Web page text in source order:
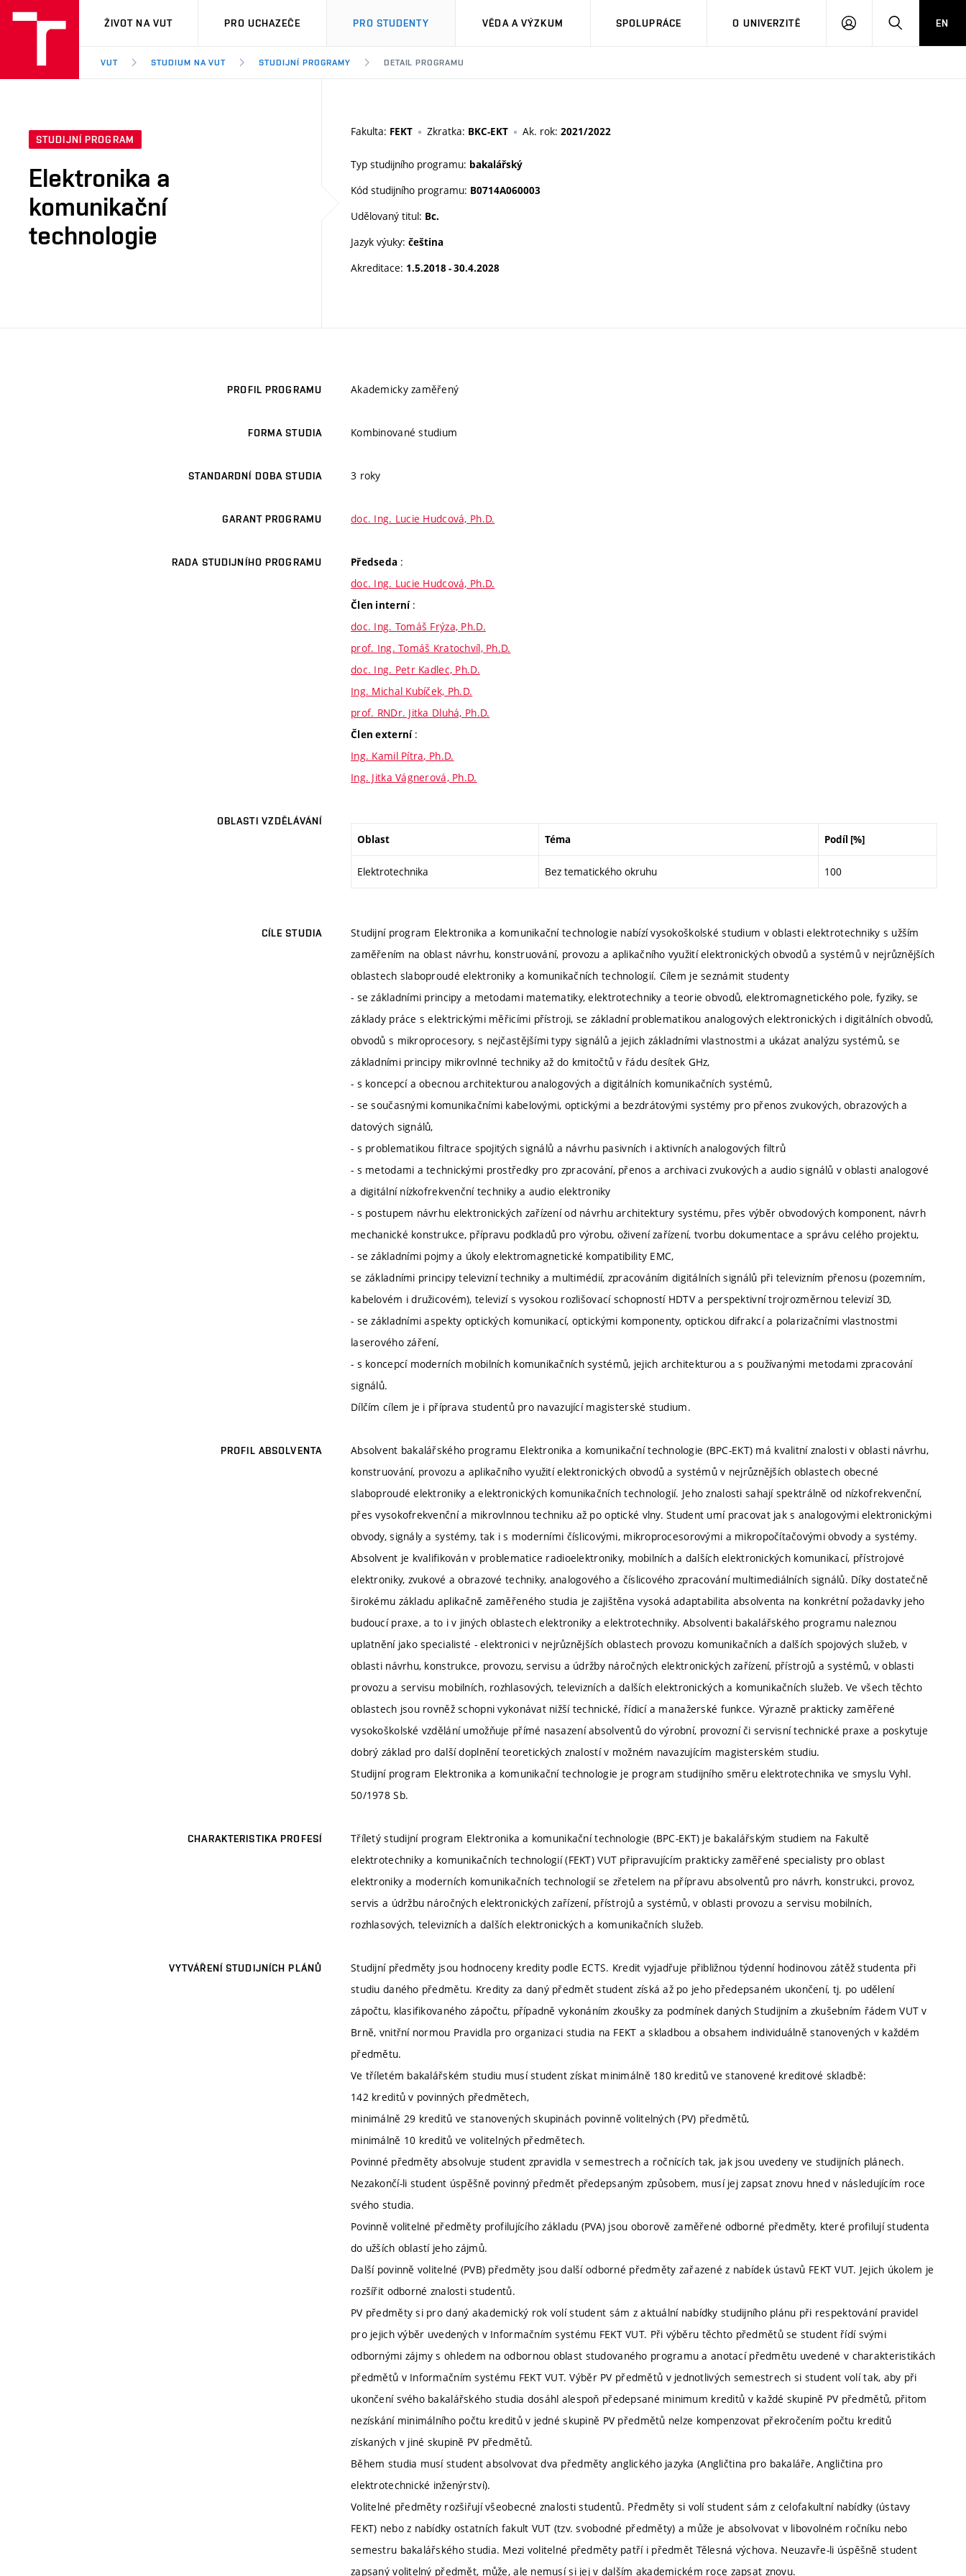
VUT
ŽIVOT NA VUT PRO UCHAZEČE PRO STUDENTY VĚDA A VÝZKUM SPOLUPRÁCE O UNIVERZITĚ
PŘIHLÁSIT HLEDATEN
VUT STUDIUM NA VUT STUDIJNÍ PROGRAMY DETAIL PROGRAMU
STUDIJNÍ PROGRAM
Elektronika a
komunikační
technologie
Fakulta: FEKT Zkratka: BKC-EKT Ak. rok: 2021/2022
Typ studijního programu: bakalářský
Kód studijního programu: B0714A060003
Udělovaný titul: Bc.
Jazyk výuky: čeština
Akreditace: 1.5.2018 - 30.4.2028
PROFIL PROGRAMU Akademicky zaměřený
FORMA STUDIA Kombinované studium
STANDARDNÍ DOBA STUDIA 3 roky
GARANT PROGRAMU doc. Ing. Lucie Hudcová, Ph.D.
RADA STUDIJNÍHO PROGRAMU Předseda :
doc. Ing. Lucie Hudcová, Ph.D.
Člen interní :
doc. Ing. Tomáš Frýza, Ph.D.
prof. Ing. Tomáš Kratochvíl, Ph.D.
doc. Ing. Petr Kadlec, Ph.D.
Ing. Michal Kubíček, Ph.D.
prof. RNDr. Jitka Dluhá, Ph.D.
Člen externí :
Ing. Kamil Pítra, Ph.D.
Ing. Jitka Vágnerová, Ph.D.
OBLASTI VZDĚLÁVÁNÍ
Oblast Téma Podíl [%]
Elektrotechnika Bez tematického okruhu 100
CÍLE STUDIA
Studijní program Elektronika a komunikační technologie nabízí vysokoškolské studium v oblasti elektrotechniky s užším
zaměřením na oblast návrhu, konstruování, provozu a aplikačního využití elektronických obvodů a systémů v nejrůznějších
oblastech slaboproudé elektroniky a komunikačních technologií. Cílem je seznámit studenty
- se základními principy a metodami matematiky, elektrotechniky a teorie obvodů, elektromagnetického pole, fyziky, se
základy práce s elektrickými měřicími přístroji, se základní problematikou analogových elektronických i digitálních obvodů,
obvodů s mikroprocesory, s nejčastějšími typy signálů a jejich základními vlastnostmi a ukázat analýzu systémů, se
základními principy mikrovlnné techniky až do kmitočtů v řádu desítek GHz,
- s koncepcí a obecnou architekturou analogových a digitálních komunikačních systémů,
- se současnými komunikačními kabelovými, optickými a bezdrátovými systémy pro přenos zvukových, obrazových a
datových signálů,
- s problematikou filtrace spojitých signálů a návrhu pasivních i aktivních analogových filtrů
- s metodami a technickými prostředky pro zpracování, přenos a archivaci zvukových a audio signálů v oblasti analogové
a digitální nízkofrekvenční techniky a audio elektroniky
- s postupem návrhu elektronických zařízení od návrhu architektury systému, přes výběr obvodových komponent, návrh
mechanické konstrukce, přípravu podkladů pro výrobu, oživení zařízení, tvorbu dokumentace a správu celého projektu,
- se základními pojmy a úkoly elektromagnetické kompatibility EMC,
se základními principy televizní techniky a multimédií, zpracováním digitálních signálů při televizním přenosu (pozemním,
kabelovém i družicovém), televizí s vysokou rozlišovací schopností HDTV a perspektivní trojrozměrnou televizí 3D,
- se základními aspekty optických komunikací, optickými komponenty, optickou difrakcí a polarizačními vlastnostmi
laserového záření,
- s koncepcí moderních mobilních komunikačních systémů, jejich architekturou a s používanými metodami zpracování
signálů.
Dílčím cílem je i příprava studentů pro navazující magisterské studium.
PROFIL ABSOLVENTA
Absolvent bakalářského programu Elektronika a komunikační technologie (BPC-EKT) má kvalitní znalosti v oblasti návrhu,
konstruování, provozu a aplikačního využití elektronických obvodů a systémů v nejrůznějších oblastech obecné
slaboproudé elektroniky a elektronických komunikačních technologií. Jeho znalosti sahají spektrálně od nízkofrekvenční,
přes vysokofrekvenční a mikrovlnnou techniku až po optické vlny. Student umí pracovat jak s analogovými elektronickými
obvody, signály a systémy, tak i s moderními číslicovými, mikroprocesorovými a mikropočítačovými obvody a systémy.
Absolvent je kvalifikován v problematice radioelektroniky, mobilních a dalších elektronických komunikací, přístrojové
elektroniky, zvukové a obrazové techniky, analogového a číslicového zpracování multimediálních signálů. Díky dostatečně
širokému základu aplikačně zaměřeného studia je zajištěna vysoká adaptabilita absolventa na konkrétní požadavky jeho
budoucí praxe, a to i v jiných oblastech elektroniky a elektrotechniky. Absolventi bakalářského programu naleznou
uplatnění jako specialisté - elektronici v nejrůznějších oblastech provozu komunikačních a dalších spojových služeb, v
oblasti návrhu, konstrukce, provozu, servisu a údržby náročných elektronických zařízení, přístrojů a systémů, v oblasti
provozu a servisu mobilních, rozhlasových, televizních a dalších elektronických a komunikačních služeb. Ve všech těchto
oblastech jsou rovněž schopni vykonávat nižší technické, řídicí a manažerské funkce. Výrazně prakticky zaměřené
vysokoškolské vzdělání umožňuje přímé nasazení absolventů do výrobní, provozní či servisní technické praxe a poskytuje
dobrý základ pro další doplnění teoretických znalostí v možném navazujícím magisterském studiu.
Studijní program Elektronika a komunikační technologie je program studijního směru elektrotechnika ve smyslu Vyhl.
50/1978 Sb.
CHARAKTERISTIKA PROFESÍ
Tříletý studijní program Elektronika a komunikační technologie (BPC-EKT) je bakalářským studiem na Fakultě
elektrotechniky a komunikačních technologií (FEKT) VUT připravujícím prakticky zaměřené specialisty pro oblast
elektroniky a moderních komunikačních technologií se zřetelem na přípravu absolventů pro návrh, konstrukci, provoz,
servis a údržbu náročných elektronických zařízení, přístrojů a systémů, v oblasti provozu a servisu mobilních,
rozhlasových, televizních a dalších elektronických a komunikačních služeb.
VYTVÁŘENÍ STUDIJNÍCH PLÁNŮ
Studijní předměty jsou hodnoceny kredity podle ECTS. Kredit vyjadřuje přibližnou týdenní hodinovou zátěž studenta při
studiu daného předmětu. Kredity za daný předmět student získá až po jeho předepsaném ukončení, tj. po udělení
zápočtu, klasifikovaného zápočtu, případně vykonáním zkoušky za podmínek daných Studijním a zkušebním řádem VUT v
Brně, vnitřní normou Pravidla pro organizaci studia na FEKT a skladbou a obsahem individuálně stanovených v každém
předmětu.
Ve tříletém bakalářském studiu musí student získat minimálně 180 kreditů ve stanovené kreditové skladbě:
142 kreditů v povinných předmětech,
minimálně 29 kreditů ve stanovených skupinách povinně volitelných (PV) předmětů,
minimálně 10 kreditů ve volitelných předmětech.
Povinné předměty absolvuje student zpravidla v semestrech a ročnících tak, jak jsou uvedeny ve studijních plánech.
Nezakončí-li student úspěšně povinný předmět předepsaným způsobem, musí jej zapsat znovu hned v následujícím roce
svého studia.
Povinně volitelné předměty profilujícího základu (PVA) jsou oborově zaměřené odborné předměty, které profilují studenta
do užších oblastí jeho zájmů.
Další povinně volitelné (PVB) předměty jsou další odborné předměty zařazené z nabídek ústavů FEKT VUT. Jejich úkolem je
rozšířit odborné znalosti studentů.
PV předměty si pro daný akademický rok volí student sám z aktuální nabídky studijního plánu při respektování pravidel
pro jejich výběr uvedených v Informačním systému FEKT VUT. Při výběru těchto předmětů se student řídí svými
odbornými zájmy s ohledem na odbornou oblast studovaného programu a anotací předmětu uvedené v charakteristikách
předmětů v Informačním systému FEKT VUT. Výběr PV předmětů v jednotlivých semestrech si student volí tak, aby při
ukončení svého bakalářského studia dosáhl alespoň předepsané minimum kreditů v každé skupině PV předmětů, přitom
nezískání minimálního počtu kreditů v jedné skupině PV předmětů nelze kompenzovat překročením počtu kreditů
získaných v jiné skupině PV předmětů.
Během studia musí student absolvovat dva předměty anglického jazyka (Angličtina pro bakaláře, Angličtina pro
elektrotechnické inženýrství).
Volitelné předměty rozšiřují všeobecné znalosti studentů. Předměty si volí student sám z celofakultní nabídky (ústavy
FEKT) nebo z nabídky ostatních fakult VUT (tzv. svobodné předměty) a může je absolvovat v libovolném ročníku nebo
semestru bakalářského studia. Mezi volitelné předměty patří i předmět Tělesná výchova. Neuzavře-li úspěšně student
zapsaný volitelný předmět, může, ale nemusí si jej v dalším akademickém roce zapsat znovu.